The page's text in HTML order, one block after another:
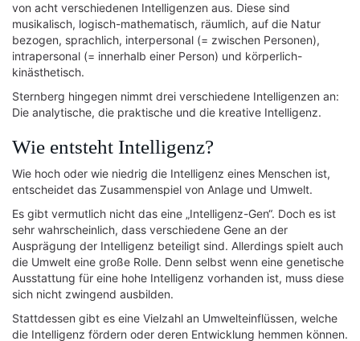
von acht verschiedenen Intelligenzen aus. Diese sind
musikalisch, logisch-mathematisch, räumlich, auf die Natur
bezogen, sprachlich, interpersonal (= zwischen Personen),
intrapersonal (= innerhalb einer Person) und körperlich-
kinästhetisch.
Sternberg hingegen nimmt drei verschiedene Intelligenzen an:
Die analytische, die praktische und die kreative Intelligenz.
Wie entsteht Intelligenz?
Wie hoch oder wie niedrig die Intelligenz eines Menschen ist,
entscheidet das Zusammenspiel von Anlage und Umwelt.
Es gibt vermutlich nicht das eine „Intelligenz-Gen“. Doch es ist
sehr wahrscheinlich, dass verschiedene Gene an der
Ausprägung der Intelligenz beteiligt sind. Allerdings spielt auch
die Umwelt eine große Rolle. Denn selbst wenn eine genetische
Ausstattung für eine hohe Intelligenz vorhanden ist, muss diese
sich nicht zwingend ausbilden.
Stattdessen gibt es eine Vielzahl an Umwelteinflüssen, welche
die Intelligenz fördern oder deren Entwicklung hemmen können.